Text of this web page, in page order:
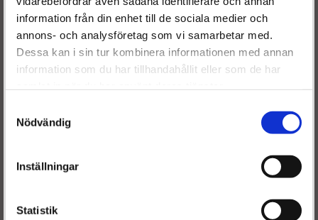
information från din enhet till de sociala medier och
annons- och analysföretag som vi samarbetar med.
Dessa kan i sin tur kombinera informationen med annan
information som du har tillhandahållit eller som de har
Nödvändig
Inställningar
Statistik
3M5Q9F593HBFORD
RM3M5Q9F593HD FORD
1566431FORD
1477146FORD
1347283FORD
Y605-13H50-B
96 556 06680
1609849280
1531069K00
Välkommen till
Dieselspecialisten.se
För att förbättra din upplevelse på vår hemsida ber vi dig
välja vilken kategori du tillhör